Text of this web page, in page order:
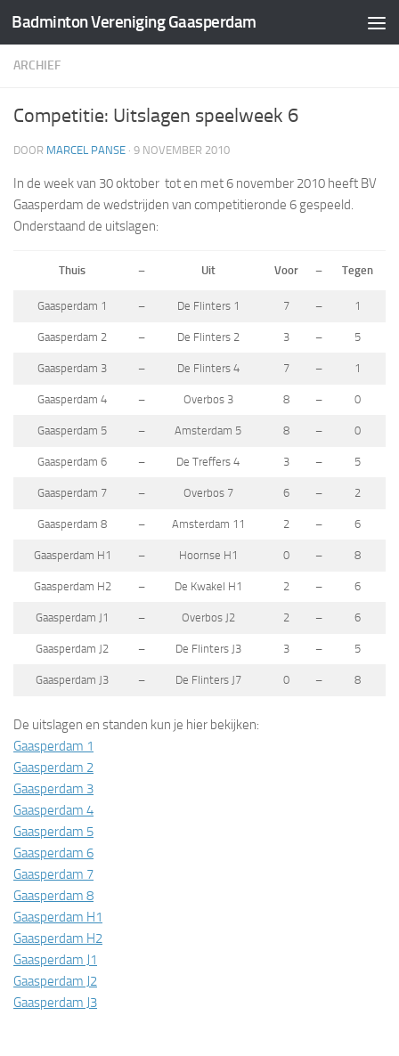
Doorgaan naar inhoud
Badminton Vereniging Gaasperdam
ARCHIEF
Competitie: Uitslagen speelweek 6
DOOR MARCEL PANSE · 9 NOVEMBER 2010
In de week van 30 oktober tot en met 6 november 2010 heeft BV
Gaasperdam de wedstrijden van competitieronde 6 gespeeld.
Onderstaand de uitslagen:
Thuis – Uit Voor – Tegen
Gaasperdam 1 – De Flinters 1 7 – 1
Gaasperdam 2 – De Flinters 2 3 – 5
Gaasperdam 3 – De Flinters 4 7 – 1
Gaasperdam 4 – Overbos 3 8 – 0
Gaasperdam 5 – Amsterdam 5 8 – 0
Gaasperdam 6 – De Treffers 4 3 – 5
Gaasperdam 7 – Overbos 7 6 – 2
Gaasperdam 8 – Amsterdam 11 2 – 6
Gaasperdam H1 – Hoornse H1 0 – 8
Gaasperdam H2 – De Kwakel H1 2 – 6
Gaasperdam J1 – Overbos J2 2 – 6
Gaasperdam J2 – De Flinters J3 3 – 5
Gaasperdam J3 – De Flinters J7 0 – 8
De uitslagen en standen kun je hier bekijken:
Gaasperdam 1
Gaasperdam 2
Gaasperdam 3
Gaasperdam 4
Gaasperdam 5
Gaasperdam 6
Gaasperdam 7
Gaasperdam 8
Gaasperdam H1
Gaasperdam H2
Gaasperdam J1
Gaasperdam J2
Gaasperdam J3